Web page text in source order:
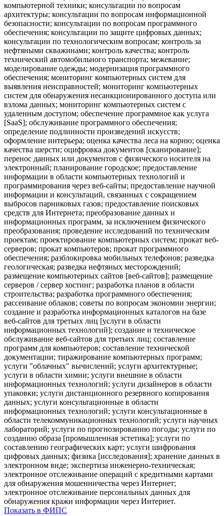
компьютерной техники; консультации по вопросам
архитектуры; консультации по вопросам информационной
безопасности; консультации по вопросам программного
обеспечения; консультации по защите цифровых данных;
консультации по технологическим вопросам; контроль за
нефтяными скважинами; контроль качества; контроль
технический автомобильного транспорта; межевание;
моделирование одежды; модернизация программного
обеспечения; мониторинг компьютерных систем для
выявления неисправностей; мониторинг компьютерных
систем для обнаружения несанкционированного доступа или
взлома данных; мониторинг компьютерных систем с
удаленным доступом; обеспечение программное как услуга
[SaaS]; обслуживание программного обеспечения;
определение подлинности произведений искусств;
оформление интерьера; оценка качества леса на корню; оценка
качества шерсти; оцифровка документов [сканирование];
перенос данных или документов с физического носителя на
электронный; планирование городское; предоставление
информации в области компьютерных технологий и
программирования через веб-сайты; предоставление научной
информации и консультаций, связанных с сокращением
выбросов парниковых газов; предоставление поисковых
средств для Интернета; преобразование данных и
информационных программ, за исключением физического
преобразования; проведение исследований по техническим
проектам; проектирование компьютерных систем; прокат веб-
серверов; прокат компьютеров; прокат программного
обеспечения; разблокировка мобильных телефонов; разведка
геологическая; разведка нефтяных месторождений;
размещение компьютерных сайтов [веб-сайтов]; размещение
серверов / сервер хостинг; разработка планов в области
строительства; разработка программного обеспечения;
рассеивание облаков; советы по вопросам экономии энергии;
создание и разработка информационных каталогов на базе
веб-сайтов для третьих лиц [услуги в области
информационных технологий]; создание и техническое
обслуживание веб-сайтов для третьих лиц; составление
программ для компьютеров; составление технической
документации; тиражирование компьютерных программ;
услуги "облачных" вычислений; услуги архитектурные;
услуги в области химии; услуги внешние в области
информационных технологий; услуги дизайнеров в области
упаковки; услуги дистанционного резервного копирования
данных; услуги консультационные в области
информационных технологий; услуги консультационные в
области телекоммуникационных технологий; услуги научных
лабораторий; услуги по прогнозированию погоды; услуги по
созданию образа [промышленная эстетика]; услуги по
составлению географических карт; услуги шифрования
цифровых данных; физика [исследования]; хранение данных в
электронном виде; экспертиза инженерно-техническая;
электронное отслеживание операций с кредитными картами
для обнаружения мошенничества через Интернет;
электронное отслеживание персональных данных для
обнаружения кражи информации через Интернет.
Показать в ФИПС